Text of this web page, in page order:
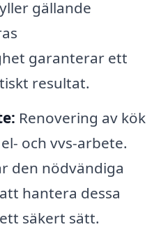
gällande
garanterar ett
resultat.
Renovering av kök
och vvs-arbete.
den nödvändiga
hantera dessa
säkert sätt.